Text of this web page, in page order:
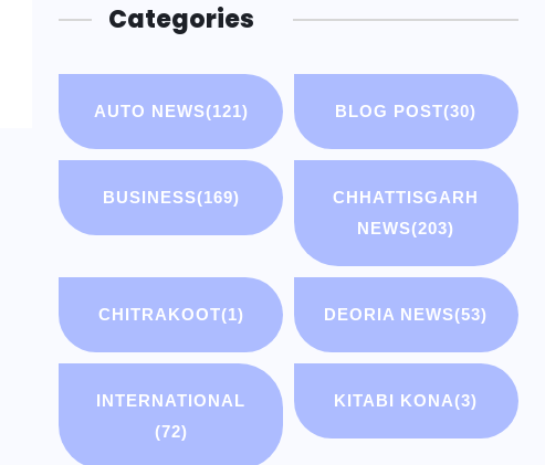
Categories
AUTO NEWS(121) BLOG POST(30)
BUSINESS(169)
CHHATTISGARH
NEWS(203)
CHITRAKOOT(1) DEORIA NEWS(53)
INTERNATIONAL
(72)
KITABI KONA(3)